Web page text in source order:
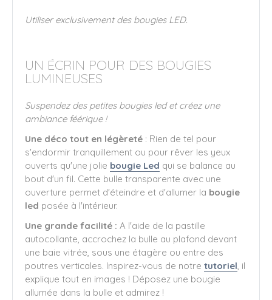
Utiliser exclusivement des bougies LED.
UN ÉCRIN POUR DES BOUGIES
LUMINEUSES
Suspendez des petites bougies led et créez une
ambiance féérique !
Une déco tout en légèreté : Rien de tel pour
s'endormir tranquillement ou pour rêver les yeux
ouverts qu'une jolie bougie Led qui se balance au
bout d'un fil. Cette bulle transparente avec une
ouverture permet d'éteindre et d'allumer la bougie
led posée à l'intérieur.
Une grande facilité : A l'aide de la pastille
autocollante, accrochez la bulle au plafond devant
une baie vitrée, sous une étagère ou entre des
poutres verticales. Inspirez-vous de notre tutoriel, il
explique tout en images ! Déposez une bougie
allumée dans la bulle et admirez !